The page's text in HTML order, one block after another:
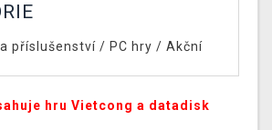
a příslušenství/ PC hry / Akční
hru Vietcong a datadisk